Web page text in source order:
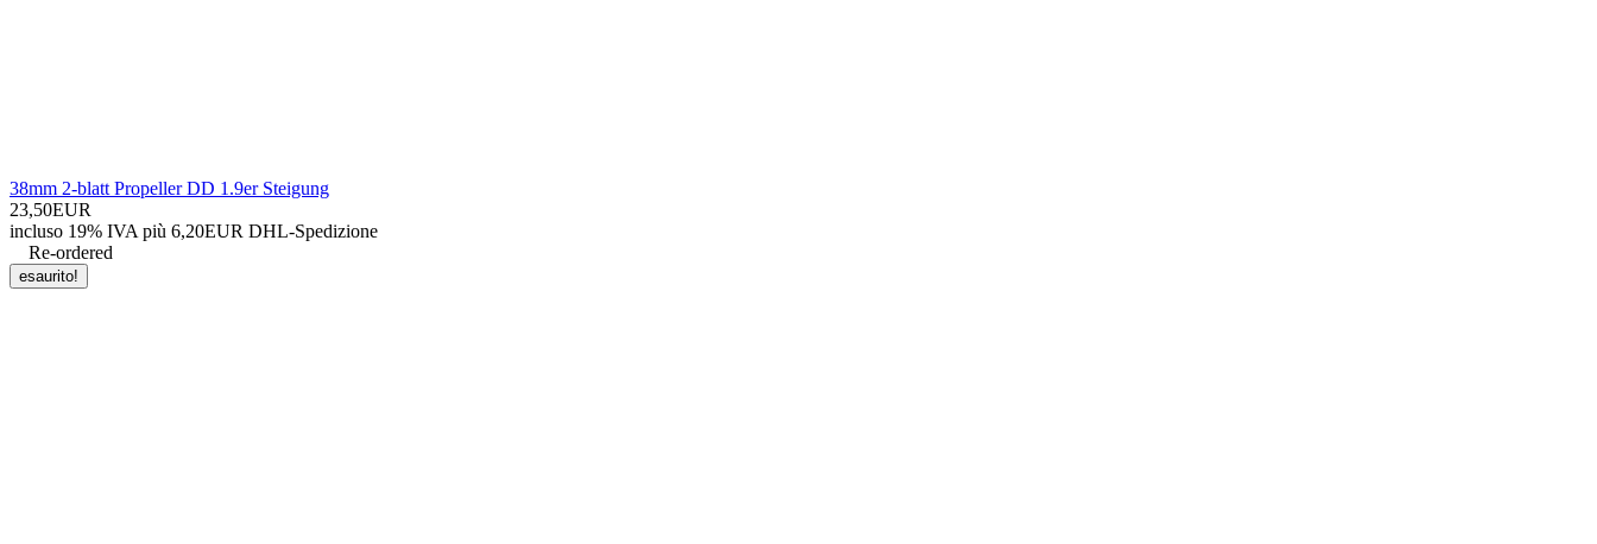
38mm 2-blatt Propeller DD 1.9er Steigung
23,50EUR
incluso 19% IVA più 6,20EUR DHL-Spedizione
Re-ordered
esaurito!